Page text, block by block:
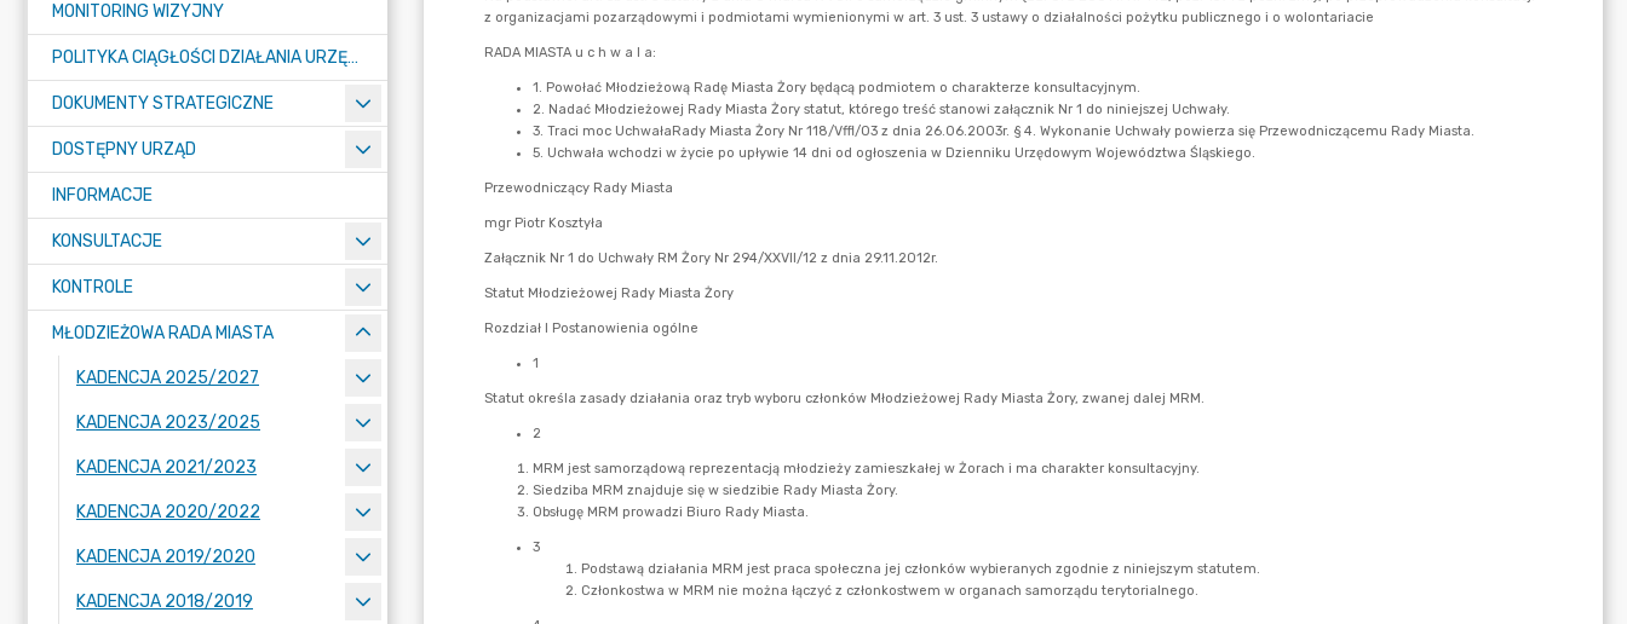
MONITORING WIZYJNY
POLITYKA CIĄGŁOŚCI DZIAŁANIA URZĘDU MIASTA ŻORY
DOKUMENTY STRATEGICZNE
DOSTĘPNY URZĄD
INFORMACJE
KONSULTACJE
KONTROLE
MŁODZIEŻOWA RADA MIASTA
KADENCJA 2025/2027
KADENCJA 2023/2025
KADENCJA 2021/2023
KADENCJA 2020/2022
KADENCJA 2019/2020
KADENCJA 2018/2019